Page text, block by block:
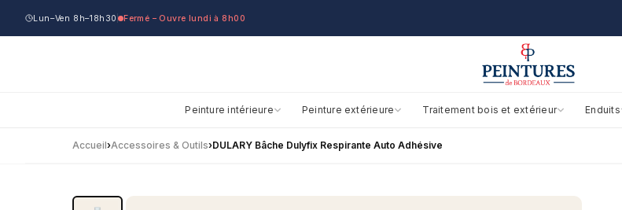
Lun–Ven 8h–18h30 Fermé – Ouvre lundi à 8h00
Peinture intérieure Peinture extérieure Traitement bois et extérieur Enduits
Accueil›Accessoires & Outils›DULARY Bâche Dulyfix Respirante Auto Adhésive